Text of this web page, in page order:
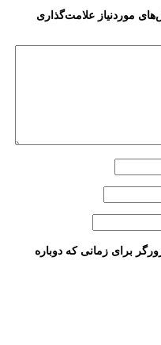
موردنیاز علامت‌گذاری
برای زمانی که دوباره